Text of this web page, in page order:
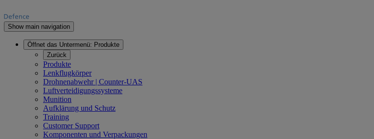
Show main navigation
Öffnet das Untermenü: Produkte
Zurück
Produkte
Lenkflugkörper
Drohnenabwehr | Counter-UAS
Luftverteidigungssysteme
Munition
Aufklärung und Schutz
Training
Customer Support
Komponenten und Verpackungen